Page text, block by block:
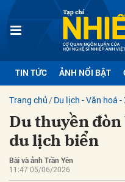
TIN TỨC ẢNH NỔI BẬT
Trang chủ Du lịch - Văn hoá -
Du thuyền
du lịch biển
Bài và ảnh Trần Yên
11:47 05/06/2026
luận